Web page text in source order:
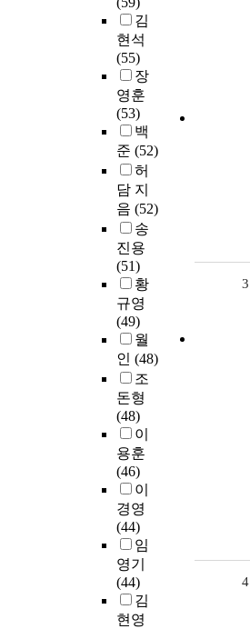
김
현석
(55)
장
영훈
(53)
백
준 (52)
허
담 지
음 (52)
송
진용
(51)
황
규영
(49)
월
인 (48)
조
돈형
(48)
이
용훈
(46)
이
경영
(44)
임
영기
(44)
김
현영
3
4